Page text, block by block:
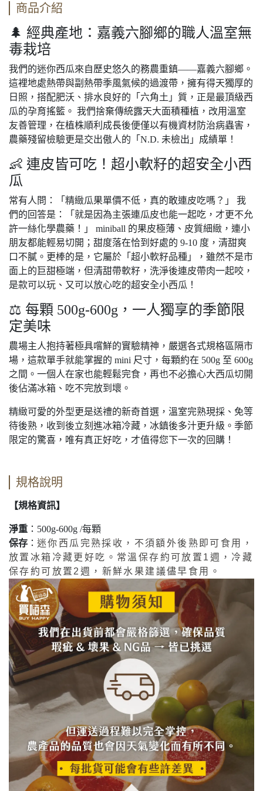
商品介紹
🌲 經典產地：嘉義六腳鄉的職人溫室無
毒栽培
我們的迷你西瓜來自歷史悠久的務農重鎮——嘉義六腳鄉。
這裡地處熱帶與副熱帶季風氣候的過渡帶，擁有得天獨厚的
日照，搭配肥沃、排水良好的「六角土」質，正是最頂級西
瓜的孕育搖籃。 我們捨棄傳統露天大面積種植，改用溫室
友善管理，在植株順利成長後便僅以有機資材防治病蟲害，
農藥殘留檢驗更是交出傲人的「N.D. 未檢出」成績單！
👶 連皮皆可吃！超小軟籽的超安全小西
瓜
常有人問：「精緻瓜果單價不低，真的敢連皮吃嗎？」 我
們的回答是：「就是因為主張連瓜皮也能一起吃，才更不允
許一絲化學農藥！」 miniball 的果皮極薄、皮質細緻，連小
朋友都能輕易切開；甜度落在恰到好處的 9-10 度，清甜爽
口不膩。更棒的是，它屬於「超小軟籽品種」，雖然不是市
面上的巨甜極端，但清甜帶軟籽，洗淨後連皮帶肉一起咬，
是款可以玩、又可以放心吃的超安全小西瓜！
⚖️ 每顆 500g-600g，一人獨享的季節限
定美味
農場主人抱持著極具嚐鮮的實驗精神，嚴選各式規格區隔市
場，這款單手就能掌握的 mini 尺寸，每顆約在 500g 至 600g
之間。一個人在家也能輕鬆完食，再也不必擔心大西瓜切開
後佔滿冰箱、吃不完放到壞。
精緻可愛的外型更是送禮的新奇首選，溫室完熟現採、免等
待後熟，收到後立刻進冰箱冷藏，冰鎮後多汁更升級。季節
限定的驚喜，唯有真正好吃，才值得您下一次的回購！
規格說明
【規格資訊】
淨重 ：500g-600g /每顆
保存 ： 迷你西瓜完熟採收，不須額外後熟即可食用，
放置冰箱冷藏更好吃。常溫保存約可放置1週，冷藏
保存約可放置2週，新鮮水果建議儘早食用。